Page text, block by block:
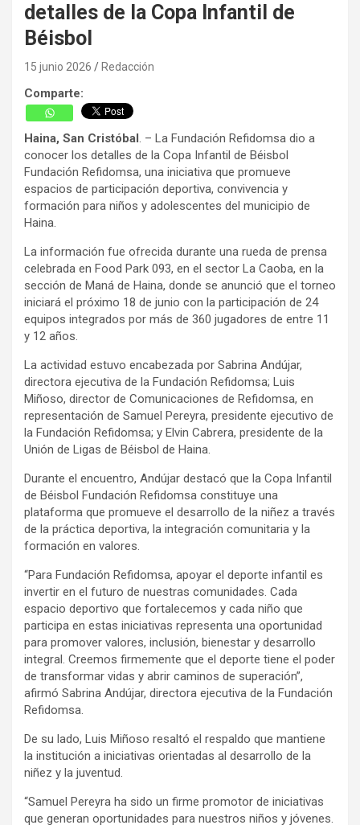
detalles de la Copa Infantil de
Béisbol
15 junio 2026 Redacción
Comparte:
Haina, San Cristóbal. – La Fundación Refidomsa dio a
conocer los detalles de la Copa Infantil de Béisbol
Fundación Refidomsa, una iniciativa que promueve
espacios de participación deportiva, convivencia y
formación para niños y adolescentes del municipio de
Haina.
La información fue ofrecida durante una rueda de prensa
celebrada en Food Park 093, en el sector La Caoba, en la
sección de Maná de Haina, donde se anunció que el torneo
iniciará el próximo 18 de junio con la participación de 24
equipos integrados por más de 360 jugadores de entre 11
y 12 años.
La actividad estuvo encabezada por Sabrina Andújar,
directora ejecutiva de la Fundación Refidomsa; Luis
Miñoso, director de Comunicaciones de Refidomsa, en
representación de Samuel Pereyra, presidente ejecutivo de
la Fundación Refidomsa; y Elvin Cabrera, presidente de la
Unión de Ligas de Béisbol de Haina.
Durante el encuentro, Andújar destacó que la Copa Infantil
de Béisbol Fundación Refidomsa constituye una
plataforma que promueve el desarrollo de la niñez a través
de la práctica deportiva, la integración comunitaria y la
formación en valores.
“Para Fundación Refidomsa, apoyar el deporte infantil es
invertir en el futuro de nuestras comunidades. Cada
espacio deportivo que fortalecemos y cada niño que
participa en estas iniciativas representa una oportunidad
para promover valores, inclusión, bienestar y desarrollo
integral. Creemos firmemente que el deporte tiene el poder
de transformar vidas y abrir caminos de superación”,
afirmó Sabrina Andújar, directora ejecutiva de la Fundación
Refidomsa.
De su lado, Luis Miñoso resaltó el respaldo que mantiene
la institución a iniciativas orientadas al desarrollo de la
niñez y la juventud.
“Samuel Pereyra ha sido un firme promotor de iniciativas
que generan oportunidades para nuestros niños y jóvenes.